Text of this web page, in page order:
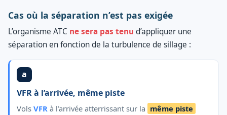
Cas où la séparation n’est pas exigée
L’organisme ATC ne sera pas tenu d’appliquer une
séparation en fonction de la turbulence de sillage :
a
VFR à l’arrivée, même piste
Vols VFR à l’arrivée atterrissant sur la même piste